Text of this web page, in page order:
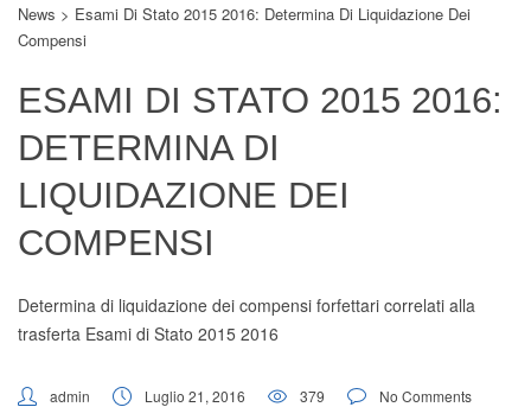
Digital Board
News > Esami Di Stato 2015 2016: Determina Di Liquidazione Dei
Compensi
ESAMI DI STATO 2015 2016:
DETERMINA DI
LIQUIDAZIONE DEI
COMPENSI
Determina di liquidazione dei compensi forfettari correlati alla
trasferta Esami di Stato 2015 2016
admin Luglio 21, 2016 379
No Comments